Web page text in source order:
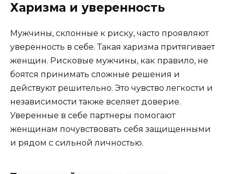
Харизма и уверенность
Мужчины, склонные к риску, часто проявляют
уверенность в себе. Такая харизма притягивает
женщин. Рисковые мужчины, как правило, не
боятся принимать сложные решения и
действуют решительно. Это чувство легкости и
независимости также вселяет доверие.
Уверенные в себе партнеры помогают
женщинам почувствовать себя защищенными
и рядом с сильной личностью.